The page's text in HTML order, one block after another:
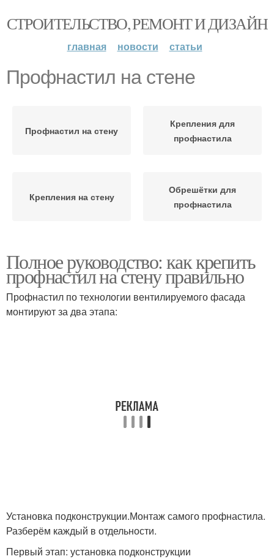
СТРОИТЕЛЬСТВО, РЕМОНТ И ДИЗАЙН
главная новости статьи
Профнастил на стене
Профнастил на стену
Крепления для
профнастила
Крепления на стену
Обрешётки для
профнастила
Полное руководство: как крепить
профнастил на стену правильно
Профнастил по технологии вентилируемого фасада
монтируют за два этапа:
Установка подконструкции.Монтаж самого профнастила.
Разберём каждый в отдельности.
Первый этап: установка подконструкции